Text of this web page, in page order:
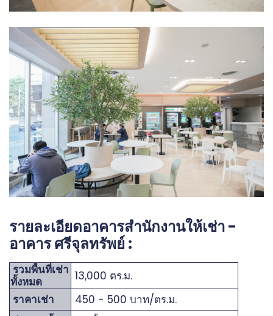
รายละเอียดอาคารสำนักงานให้เช่า -
อาคาร ศรีจุลทรัพย์ :
รวมพื้นที่เช่า
ทั้งหมด
13,000 ตร.ม.
ราคาเช่า
450 - 500 บาท/ตร.ม.